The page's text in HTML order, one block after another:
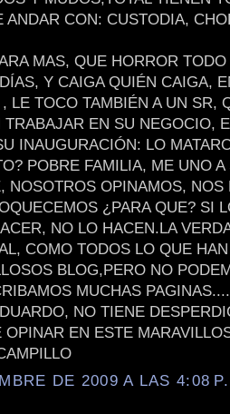
ANDAR CON: CUSTODIA,
MAS, QUE HORROR
Y CAIGA QUIÉN CAIGA,
LE TOCO TAMBIÉN A UN SR,
EN SU NEGOCIO,
INAUGURACIÓN: LO
POBRE FAMILIA, ME UNO
NOSOTROS OPINAMOS, NOS
¿PARA QUE? SI
NO LO HACEN.LA
COMO TODOS LO QUE
BLOG,PERO NO
MUCHAS
NO TIENE
OPINAR EN ESTE
DE 2009 A LAS 4:08